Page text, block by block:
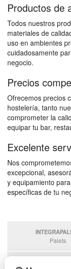
Productos de
Todos nuestros
materiales de
uso en ambientes
cuidadosamente
negocio.
Precios
Ofrecemos precios
hostelería, tanto
comprometer la
equipar tu bar,
Excelente
Nos
excepcional,
y equipamiento
específicas de tu
Palets